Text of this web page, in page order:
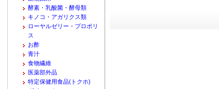
酵素・乳酸菌・酵母類
キノコ・アガリクス類
ローヤルゼリー・プロポリ
ス
お酢
青汁
食物繊維
医薬部外品
特定保健用食品(トクホ)